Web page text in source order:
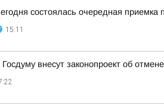
состоялась очередная приемка
15:11
Госдуму внесут законопроект об